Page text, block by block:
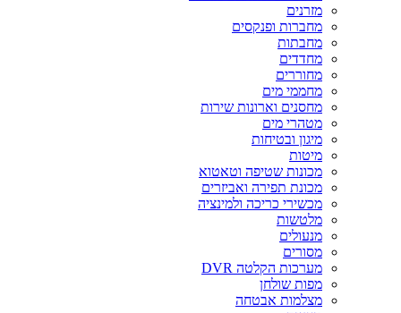
מזרנים
מחברות ופנקסים
מחבתות
מחדדים
מחוררים
מחממי מים
מחסנים וארונות שירות
מטהרי מים
מיגון ובטיחות
מיטות
מכונות שטיפה וטאטוא
מכונת תפירה ואביזרים
מכשירי כריכה ולמינציה
מלטשות
מנעולים
מסורים
מערכות הקלטה DVR
מפות שולחן
מצלמות אבטחה